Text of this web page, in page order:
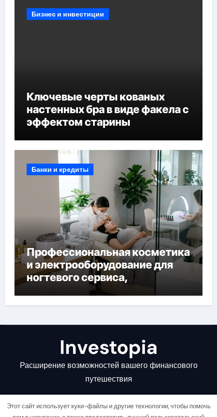
Бизнес и инвестиции
Ключевые черты кованых
настенных бра в виде факела с
эффектом старины
Банки и кредиты
Профессиональная косметика
и электрооборудование для
ногтевого сервиса,
наращивания ресниц и
депиляции
Investopia
Расширение возможностей вашего финансового
путешествия
Этот сайт использует куки-файлы и другие технологии, чтобы помочь